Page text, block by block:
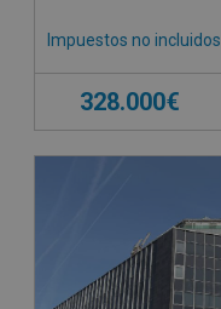
Impuestos no incluidos
328.000€